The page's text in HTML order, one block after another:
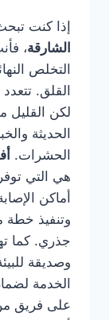
إذا كنت
الشارقة،
التخلص
القلق.
لكن القليل
الحديثة
الحشرات.
هي التي
أماكن
وتنفيذ
جذري. كما
وصديقة
الخدمة
على فريق من